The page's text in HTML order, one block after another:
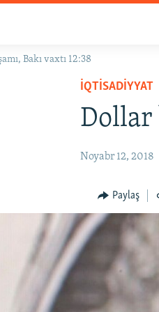
Bakı vaxtı 12:38
İQTISADIYYAT
Dollar
Noyabr 12, 2018
Paylaş